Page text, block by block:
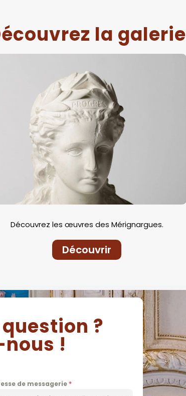
la galerie
Découvrez les œuvres des Mérignargues.
Découvrir
?
!
de messagerie *